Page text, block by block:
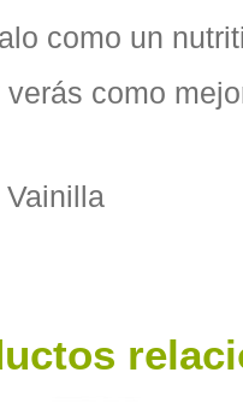
como un
verás como